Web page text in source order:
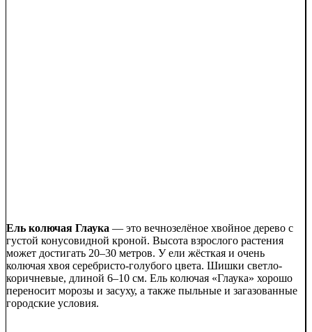
Ель колючая Глаука — это вечнозелёное хвойное дерево с
густой конусовидной кроной. Высота взрослого растения
может достигать 20–30 метров. У ели жёсткая и очень
колючая хвоя серебристо-голубого цвета. Шишки светло-
коричневые, длиной 6–10 см. Ель колючая «Глаука» хорошо
переносит морозы и засуху, а также пыльные и загазованные
городские условия.